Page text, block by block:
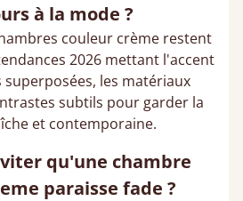
à la mode ?
couleur crème restent
2026 mettant l'accent
les matériaux
subtils pour garder la
et contemporaine.
qu'une chambre
paraisse fade ?